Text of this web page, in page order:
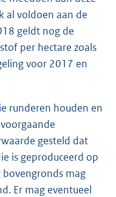
al voldoen aan de
geldt nog de
per hectare zoals
voor 2017 en
runderen houden en
gesteld dat
is geproduceerd op
mag
Er mag eventueel